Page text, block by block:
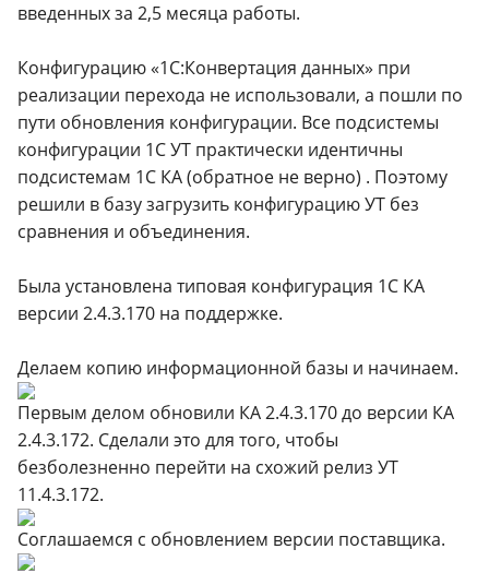
введенных за 2,5 месяца работы.
Конфигурацию «1С:Конвертация данных» при
реализации перехода не использовали, а пошли по
пути обновления конфигурации. Все подсистемы
конфигурации 1С УТ практически идентичны
подсистемам 1С КА (обратное не верно) . Поэтому
решили в базу загрузить конфигурацию УТ без
сравнения и объединения.
Была установлена типовая конфигурация 1С КА
версии 2.4.3.170 на поддержке.
Делаем копию информационной базы и начинаем.
Первым делом обновили КА 2.4.3.170 до версии КА
2.4.3.172. Сделали это для того, чтобы
безболезненно перейти на схожий релиз УТ
11.4.3.172.
Соглашаемся с обновлением версии поставщика.